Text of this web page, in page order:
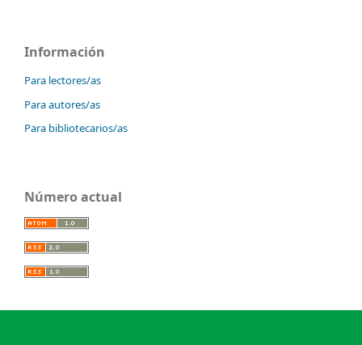
Información
Para lectores/as
Para autores/as
Para bibliotecarios/as
Número actual